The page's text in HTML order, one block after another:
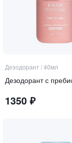
Дезодорант /40мл
1350 ₽